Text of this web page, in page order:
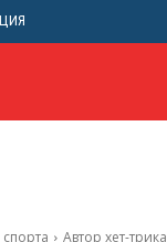
Автор хет-